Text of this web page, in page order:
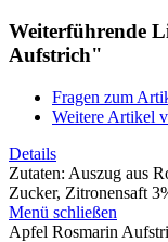
Weiterführende
Aufstrich"
Fragen zum
Weitere Artikel
Details
Zutaten: Auszug aus
Zucker, Zitronensaft
Menü schließen
Apfel Rosmarin